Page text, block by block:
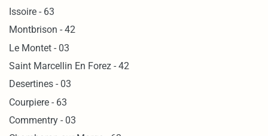
Issoire - 63
Montbrison - 42
Le Montet - 03
Saint Marcellin En Forez - 42
Desertines - 03
Courpiere - 63
Commentry - 03